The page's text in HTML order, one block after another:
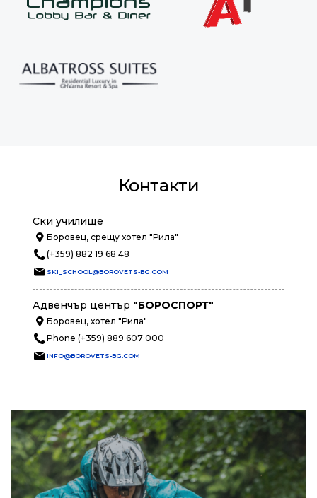
Контакти
Ски училище
Боровец, срещу хотел "Рила"
(+359) 882 19 68 48
SKI_SCHOOL@BOROVETS-BG.COM
Адвенчър център "БОРОСПОРТ"
Боровец, хотел "Рила"
Phone (+359) 889 607 000
INFO@BOROVETS-BG.COM